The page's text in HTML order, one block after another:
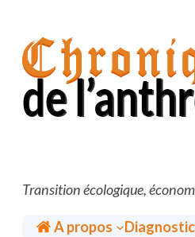
contenu
Transition écologique,
Accueil
A propos